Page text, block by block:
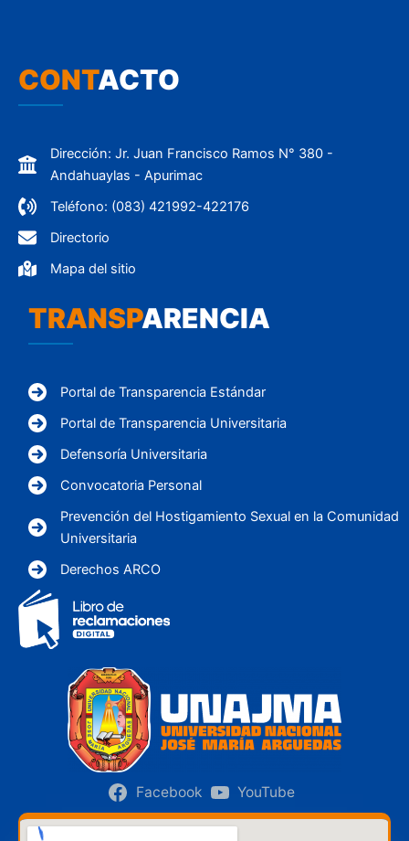
CONTACTO
Dirección: Jr. Juan Francisco Ramos N° 380 -
Andahuaylas - Apurimac
Teléfono: (083) 421992-422176
Directorio
Mapa del sitio
TRANSPARENCIA
Portal de Transparencia Estándar
Portal de Transparencia Universitaria
Defensoría Universitaria
Convocatoria Personal
Prevención del Hostigamiento Sexual en la Comunidad
Universitaria
Derechos ARCO
Facebook YouTube